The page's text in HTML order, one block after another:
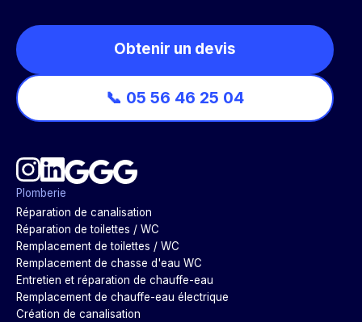
Obtenir un devis
📞 05 56 46 25 04
Plomberie
Réparation de canalisation
Réparation de toilettes / WC
Remplacement de toilettes / WC
Remplacement de chasse d'eau WC
Entretien et réparation de chauffe-eau
Remplacement de chauffe-eau électrique
Création de canalisation